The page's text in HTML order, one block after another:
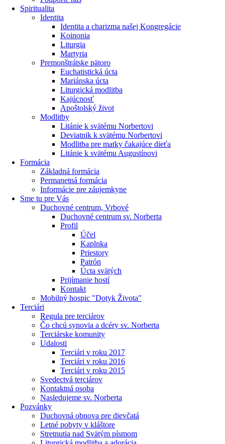
Spiritualita
Identita
Identita a charizma našej Kongregácie
Koinonia
Liturgia
Martyria
Premonštrátske pätoro
Euchatistická úcta
Mariánska úcta
Liturgická modlitba
Kajúcnosť
Apoštolský život
Modlitby
Litánie k svätému Norbertovi
Deviatnik k svätému Norbertovi
Modlitba pre matky čakajúce dieťa
Litánie k svätému Augustínovi
Formácia
Základná formácia
Permanetná formácia
Informácie pre záujemkyne
Sme tu pre Vás
Duchovné centrum, Vrbové
Duchovné centrum sv. Norberta
Profil
Účel
Kaplnka
Priestory
Patrón
Úcta svätých
Prijímanie hostí
Kontakt
Mobilný hospic "Dotyk Života"
Terciári
Regula pre terciárov
Čo chcú synovia a dcéry sv. Norberta
Terciárske komunity
Udalosti
Terciári v roku 2017
Terciári v roku 2016
Terciári v roku 2015
Svedectvá terciárov
Kontaktná osoba
Nasledujeme sv. Norberta
Pozvánky
Duchovná obnova pre dievčatá
Letné pobyty v kláštore
Stretnutia nad Svätým písmom